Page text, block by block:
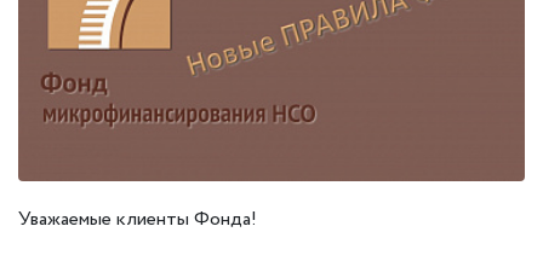
Уважаемые клиенты Фонда!